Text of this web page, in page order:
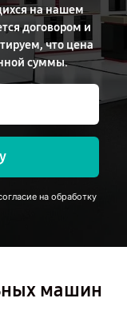
на нашем
договором и
что цена
суммы.
на обработку
машин